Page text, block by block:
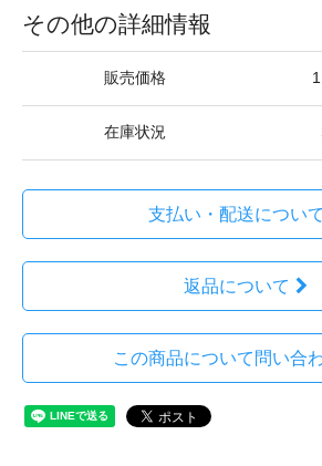
その他の詳細情報
販売価格
在庫状況
支払い・配送について
返品について
この商品について問い合